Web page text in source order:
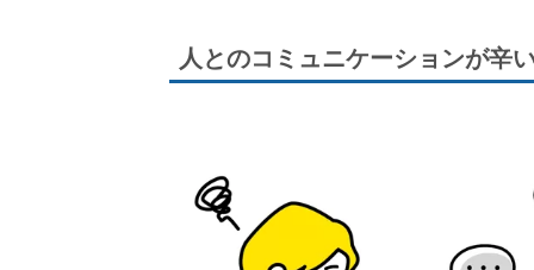
人とのコミュニケーションが辛